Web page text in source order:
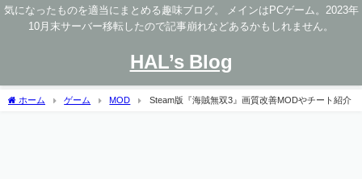
気になったものを適当にまとめる趣味ブログ。 メインはPCゲーム。2023年
10月末サーバー移転したので記事崩れなどあるかもしれません。
HAL’s Blog
ホーム ゲーム MOD Steam版『海賊無双3』画質改善MODやチート紹介